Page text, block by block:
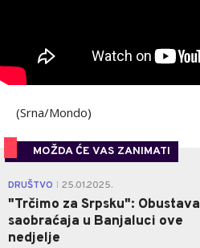
(Srna/Mondo)
MOŽDA ĆE VAS ZANIMATI
DRUŠTVO 25.01.2025.
"Trčimo za Srpsku": Obustava
saobraćaja u Banjaluci ove
nedjelje